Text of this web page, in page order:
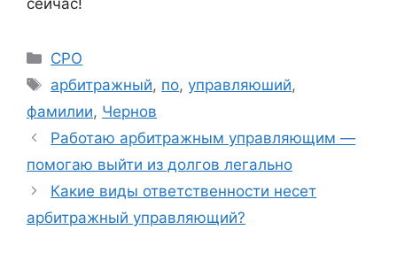
сейчас!
Рубрики
СРО
Метки
арбитражный, по,управляюший,
фамилии, Чернов
Работаю арбитражным управляющим —
помогаю выйти из долгов легально
Какие виды ответственности несет
арбитражный управляющий?